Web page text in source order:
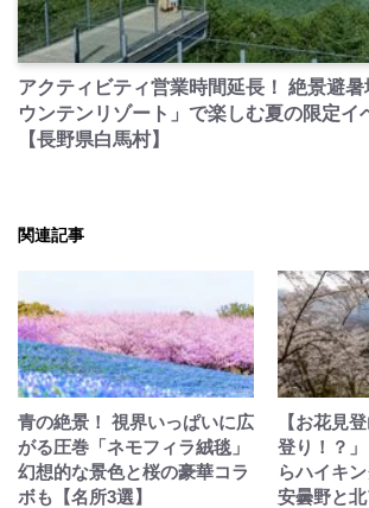
アクティビティ営業時間延長！ 絶景避
ウンテンリゾート」で楽しむ夏の限定イ
【長野県白馬村】
関連記事
青の絶景！ 視界いっぱいに広
がる圧巻「ネモフィラ絨毯」
幻想的な景色と桜の豪華コラ
ボも【名所3選】
【お花見
登り！？
らハイキ
安曇野と